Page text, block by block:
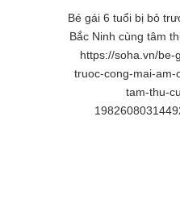
Bé gái 6 tuổi bị bỏ
Bắc Ninh cùng tâm
https://soha.vn/be-
truoc-cong-mai-am-
tam-thu-